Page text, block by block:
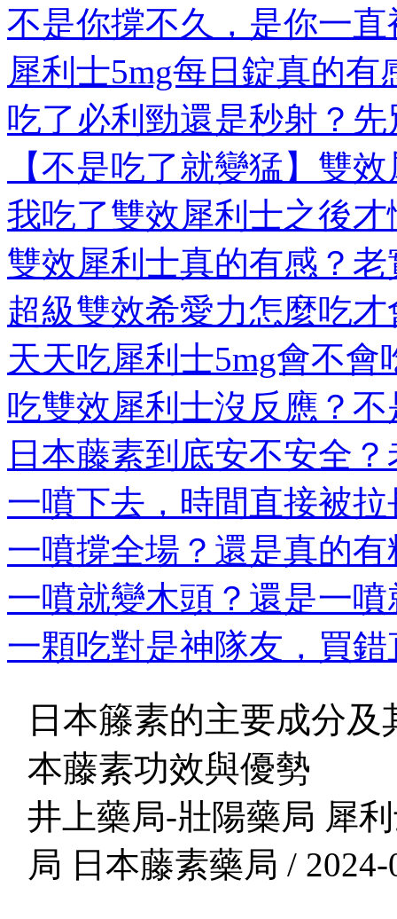
不是你撐不久，是你一
犀利士5mg每日錠真的有
吃了必利勁還是秒射？
【不是吃了就變猛】雙
我吃了雙效犀利士之後
雙效犀利士真的有感？
超級雙效希愛力怎麼吃
天天吃犀利士5mg會不會
吃雙效犀利士沒反應？
日本藤素到底安不安全
一噴下去，時間直接被
一噴撐全場？還是真的
一噴就變木頭？還是一
一顆吃對是神隊友，買
日本籐素的主要成分
本藤素功效與優勢
井上藥局-壯陽藥局 犀
局 日本藤素藥局 / 2024-